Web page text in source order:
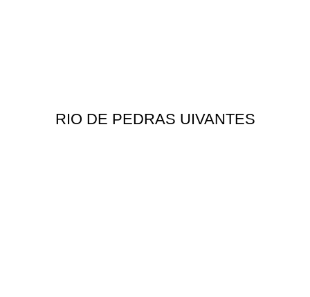
RIO DE PEDRAS UIVANTES